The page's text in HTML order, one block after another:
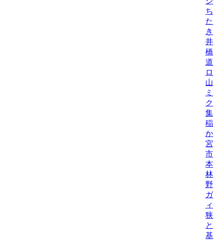
ち
た
き
井
橋
道
ロ
山
ミ
ク
集
稲
か
宮
市
本
林
野
ガ
ィ
狭
と
基